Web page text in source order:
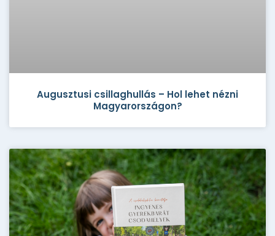
Augusztusi csillaghullás – Hol lehet nézni
Magyarországon?